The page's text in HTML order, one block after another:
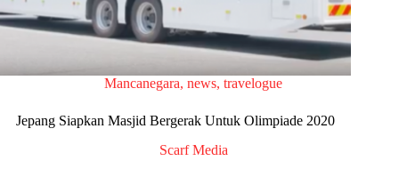
Mancanegara,news,travelogue
Jepang Siapkan Masjid Bergerak Untuk Olimpiade 2020
Scarf Media